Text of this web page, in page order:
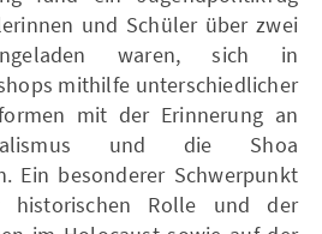
und Schüler über zwei
waren, sich in
mithilfe unterschiedlicher
mit der Erinnerung an
und die Shoa
Ein besonderer Schwerpunkt
Rolle und der